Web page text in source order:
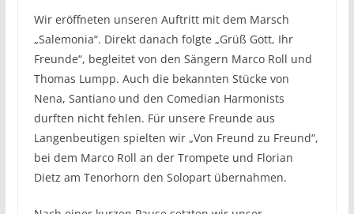
Wir eröffneten unseren Auftritt mit dem Marsch
„Salemonia“. Direkt danach folgte „Grüß Gott, Ihr
Freunde“, begleitet von den Sängern Marco Roll und
Thomas Lumpp. Auch die bekannten Stücke von
Nena, Santiano und den Comedian Harmonists
durften nicht fehlen. Für unsere Freunde aus
Langenbeutigen spielten wir „Von Freund zu Freund“,
bei dem Marco Roll an der Trompete und Florian
Dietz am Tenorhorn den Solopart übernahmen.